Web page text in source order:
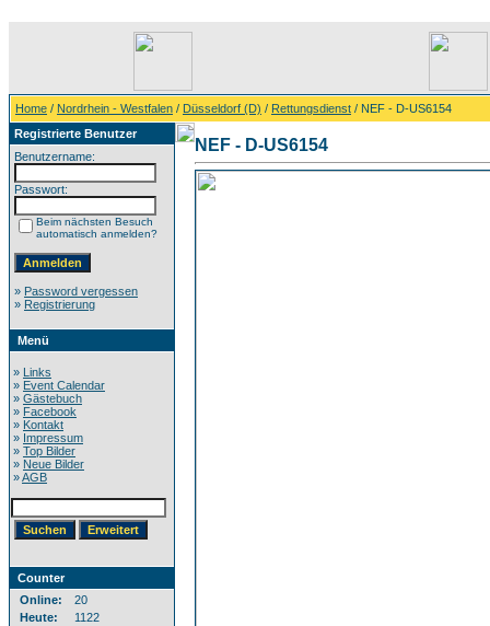
Home / Nordrhein - Westfalen / Düsseldorf (D) / Rettungsdienst / NEF - D-US6154
Registrierte Benutzer
Benutzername:
Passwort:
Beim nächsten Besuch
automatisch anmelden?
» Password vergessen
» Registrierung
Menü
» Links
» Event Calendar
» Gästebuch
» Facebook
» Kontakt
» Impressum
» Top Bilder
» Neue Bilder
»AGB
Counter
Online:
20
Heute:
1122
NEF - D-US6154